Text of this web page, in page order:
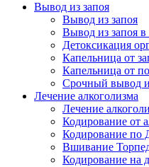
Вывод из запоя
Вывод из запоя
Вывод из запоя в
Детоксикация
Капельница от
Капельница от
Срочный вывод
Лечение алкоголизма
Лечение
Кодирование от
Кодирование по
Вшивание
Кодирование на